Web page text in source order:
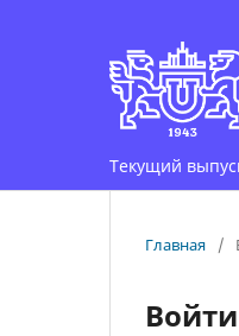
Текущий
Главная /